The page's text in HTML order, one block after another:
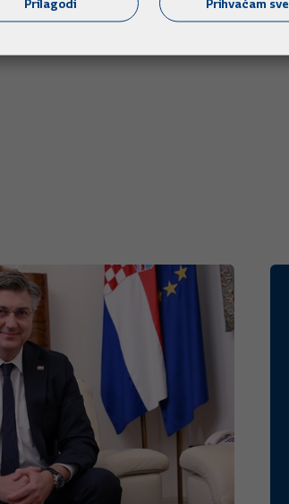
je da su neki hrvatski gradovi odlučili
željela vratiti u svoju zemlju, poštivat će